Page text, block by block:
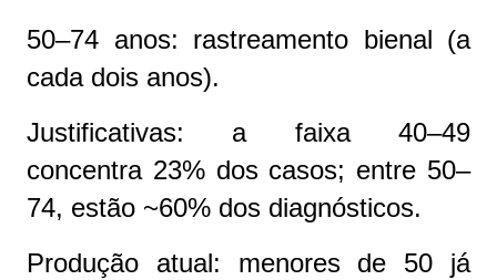
50–74 anos: rastreamento bienal (a
cada dois anos).
Justificativas: a faixa 40–49
concentra 23% dos casos; entre 50–
74, estão ~60% dos diagnósticos.
Produção atual: menores de 50 já